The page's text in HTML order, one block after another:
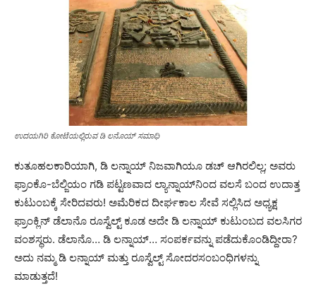
ಉದಯಗಿರಿ ಕೋಟೆಯಲ್ಲಿರುವ ಡಿ ಲನೊಯ್ ಸಮಾಧಿ
ಕುತೂಹಲಕಾರಿಯಾಗಿ, ಡಿ ಲನ್ನಾಯ್ ನಿಜವಾಗಿಯೂ ಡಚ್ ಆಗಿರಲಿಲ್ಲ; ಅವರು
ಫ್ರಾಂಕೊ-ಬೆಲ್ಜಿಯಂ ಗಡಿ ಪಟ್ಟಣವಾದ ಲ್ಯಾನ್ನಾಯ್‌ನಿಂದ ವಲಸೆ ಬಂದ ಉದಾತ್ತ
ಕುಟುಂಬಕ್ಕೆ ಸೇರಿದವರು! ಅಮೆರಿಕದ ದೀರ್ಘಕಾಲ ಸೇವೆ ಸಲ್ಲಿಸಿದ ಅಧ್ಯಕ್ಷ
ಫ್ರಾಂಕ್ಲಿನ್ ಡೆಲಾನೊ ರೂಸ್ವೆಲ್ಟ್ ಕೂಡ ಅದೇ ಡಿ ಲನ್ನಾಯ್ ಕುಟುಂಬದ ವಲಸಿಗರ
ವಂಶಸ್ಥರು. ಡೆಲಾನೊ… ಡಿ ಲನ್ನಾಯ್… ​​ಸಂಪರ್ಕವನ್ನು ಪಡೆದುಕೊಂಡಿದ್ದೀರಾ?
ಅದು ನಮ್ಮ ಡಿ ಲನ್ನಾಯ್ ಮತ್ತು ರೂಸ್ವೆಲ್ಟ್ ಸೋದರಸಂಬಂಧಿಗಳನ್ನು
ಮಾಡುತ್ತದೆ!